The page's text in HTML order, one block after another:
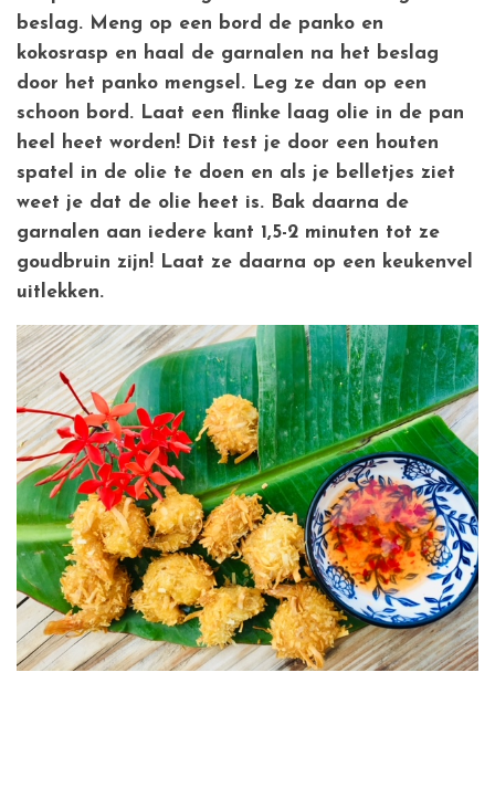
beslag. Meng op een bord de panko en
kokosrasp en haal de garnalen na het beslag
door het panko mengsel. Leg ze dan op een
schoon bord. Laat een flinke laag olie in de pan
heel heet worden! Dit test je door een houten
spatel in de olie te doen en als je belletjes ziet
weet je dat de olie heet is. Bak daarna de
garnalen aan iedere kant 1,5-2 minuten tot ze
goudbruin zijn! Laat ze daarna op een keukenvel
uitlekken.